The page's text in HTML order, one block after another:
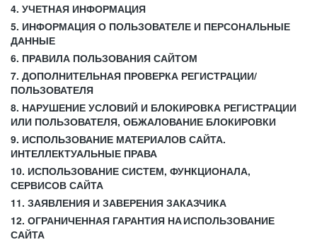
4. УЧЕТНАЯ ИНФОРМАЦИЯ
5. ИНФОРМАЦИЯ О ПОЛЬЗОВАТЕЛЕ И ПЕРСОНАЛЬНЫЕ
ДАННЫЕ
6. ПРАВИЛА ПОЛЬЗОВАНИЯ САЙТОМ
7. ДОПОЛНИТЕЛЬНАЯ ПРОВЕРКА РЕГИСТРАЦИИ/
ПОЛЬЗОВАТЕЛЯ
8. НАРУШЕНИЕ УСЛОВИЙ И БЛОКИРОВКА РЕГИСТРАЦИИ
ИЛИ ПОЛЬЗОВАТЕЛЯ, ОБЖАЛОВАНИЕ БЛОКИРОВКИ
9. ИСПОЛЬЗОВАНИЕ МАТЕРИАЛОВ САЙТА.
ИНТЕЛЛЕКТУАЛЬНЫЕ ПРАВА
10. ИСПОЛЬЗОВАНИЕ СИСТЕМ, ФУНКЦИОНАЛА,
СЕРВИСОВ САЙТА
11. ЗАЯВЛЕНИЯ И ЗАВЕРЕНИЯ ЗАКАЗЧИКА
12. ОГРАНИЧЕННАЯ ГАРАНТИЯ НА ИСПОЛЬЗОВАНИЕ
САЙТА